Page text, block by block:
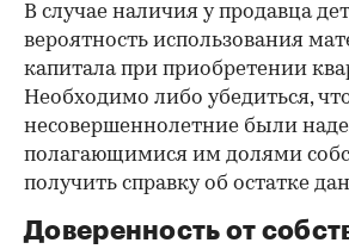
В случае наличия у продавца
вероятность использования
капитала при приобретении
Необходимо либо убедиться,
несовершеннолетние были
полагающимися им долями
получить справку об остатке
Доверенность от